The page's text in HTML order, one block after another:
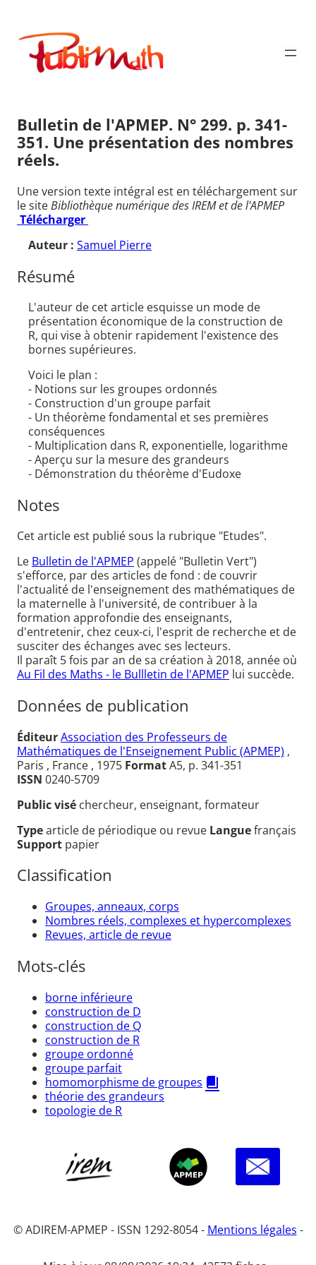
contenu
Publimath
Bulletin de l'APMEP. N° 299. p. 341-
351. Une présentation des nombres
réels.
Une version texte intégral est en téléchargement sur
le siteBibliothèque numérique des IREM et de l'APMEP
Télécharger
Auteur : Samuel Pierre
Résumé
L'auteur de cet article esquisse un mode de
présentation économique de la construction de
R, qui vise à obtenir rapidement l'existence des
bornes supérieures.
Voici le plan :
- Notions sur les groupes ordonnés
- Construction d'un groupe parfait
- Un théorème fondamental et ses premières
conséquences
- Multiplication dans R, exponentielle, logarithme
- Aperçu sur la mesure des grandeurs
- Démonstration du théorème d'Eudoxe
Notes
Cet article est publié sous la rubrique "Etudes".
Le Bulletin de l'APMEP (appelé "Bulletin Vert")
s'efforce, par des articles de fond : de couvrir
l'actualité de l'enseignement des mathématiques de
la maternelle à l'université, de contribuer à la
formation approfondie des enseignants,
d'entretenir, chez ceux-ci, l'esprit de recherche et de
susciter des échanges avec ses lecteurs.
Il paraît 5 fois par an de sa création à 2018, année où
Au Fil des Maths - le Bullletin de l'APMEP lui succède.
Données de publication
ÉditeurAssociation des Professeurs de
Mathématiques de l'Enseignement Public (APMEP) ,
Paris , France , 1975 FormatA5, p. 341-351
ISSN 0240-5709
Public visé chercheur, enseignant, formateur
Typearticle de périodique ou revue Languefrançais
Support papier
Classification
Groupes, anneaux, corps
Nombres réels, complexes et hypercomplexes
Revues, article de revue
Mots-clés
borne inférieure
construction de D
construction de Q
construction de R
groupe ordonné
groupe parfait
homomorphisme de groupes
théorie des grandeurs
topologie de R
© ADIREM-APMEP - ISSN 1292-8054 - Mentions légales -